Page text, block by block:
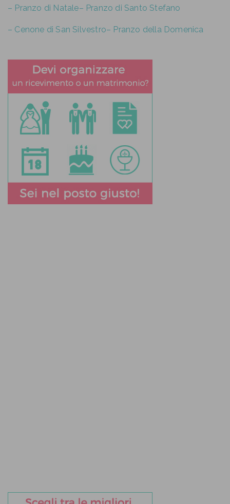
– Pranzo di Natale– Pranzo di Santo Stefano
– Cenone di San Silvestro– Pranzo della Domenica